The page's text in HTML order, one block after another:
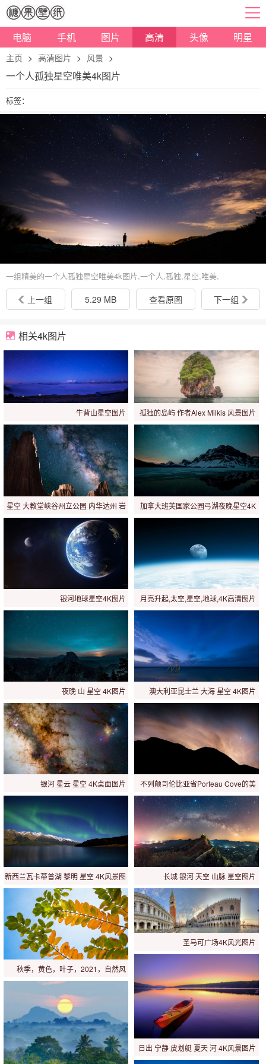
电脑 手机 图片 高清 头像 明星
主页 > 高清图片 > 风景 >
一个人孤独星空唯美4k图片
标签：
一组精美的一个人孤独星空唯美4k图片,一个人,孤独,星空,唯美,
上一组 5.29 MB 查看原图 下一组
相关4k图片
牛背山星空图片 孤独的岛屿 作者Alex Milkis 风景图片
星空 大教堂峡谷州立公园 内华达州 岩
石 夜 图片
加拿大班芙国家公园弓湖夜晚星空4K
风景图片
银河地球星空4K图片 月亮升起,太空,星空,地球,4K高清图片
夜晚 山 星空 4K图片 澳大利亚昆士兰 大海 星空 4K图片
银河 星云 星空 4K桌面图片
不列颠哥伦比亚省Porteau Cove的美
丽星空4K图片
新西兰瓦卡蒂普湖 黎明 星空 4K风景图
片
长城 银河 天空 山脉 星空图片
秋季，黄色，叶子，2021，自然风
光，H图片
圣马可广场4K风光图片
日出 宁静 皮划艇 夏天 河 4K风景图片